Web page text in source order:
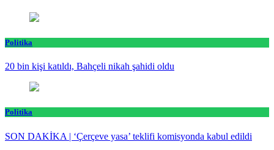
Politika
20 bin kişi katıldı, Bahçeli nikah şahidi oldu
Politika
SON DAKİKA | ‘Çerçeve yasa’ teklifi komisyonda kabul edildi